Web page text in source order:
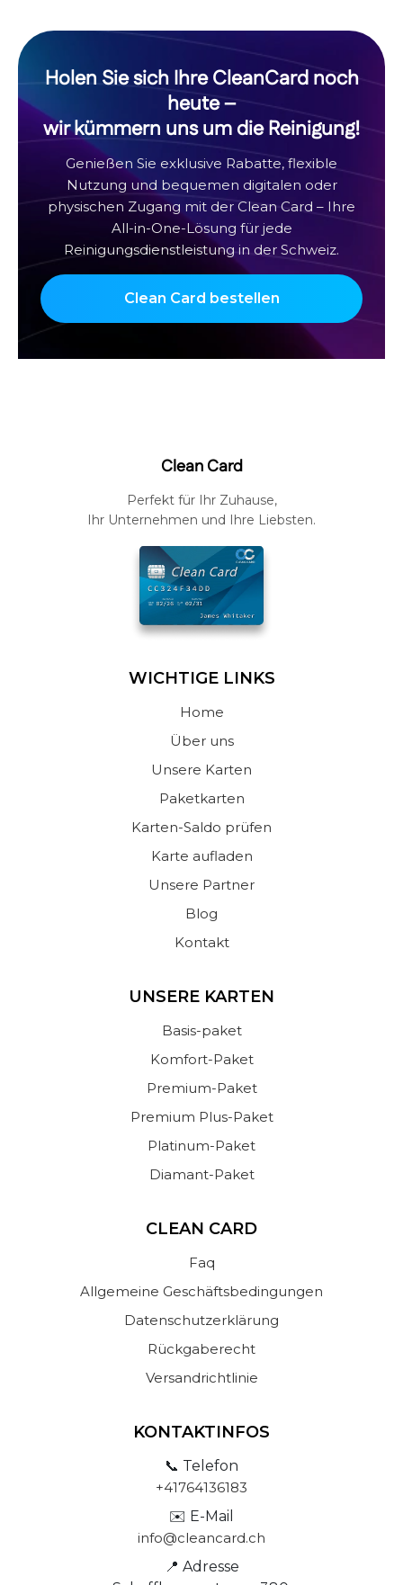
Holen Sie sich Ihre CleanCard noch
heute –
wir kümmern uns um die Reinigung!
Genießen Sie exklusive Rabatte, flexible
Nutzung und bequemen digitalen oder
physischen Zugang mit der Clean Card – Ihre
All-in-One-Lösung für jede
Reinigungsdienstleistung in der Schweiz.
Clean Card bestellen
Clean Card
Perfekt für Ihr Zuhause,
Ihr Unternehmen und Ihre Liebsten.
WICHTIGE LINKS
Home
Über uns
Unsere Karten
Paketkarten
Karten-Saldo prüfen
Karte aufladen
Unsere Partner
Blog
Kontakt
UNSERE KARTEN
Basis-paket
Komfort-Paket
Premium-Paket
Premium Plus-Paket
Platinum-Paket
Diamant-Paket
CLEAN CARD
Faq
Allgemeine Geschäftsbedingungen
Datenschutzerklärung
Rückgaberecht
Versandrichtlinie
KONTAKTINFOS
📞 Telefon
+41764136183
✉️ E-Mail
info@cleancard.ch
📍 Adresse